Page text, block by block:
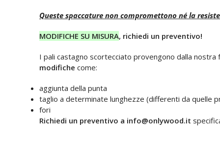
Queste spaccature non compromettono né la
MODIFICHE SU MISURA, richiedi un preventivo!
I pali castagno scortecciato provengono dalla nostra
modifiche come:
aggiunta della punta
taglio a determinate lunghezze (differenti da quelle
fori
Richiedi un preventivo a info@onlywood.it